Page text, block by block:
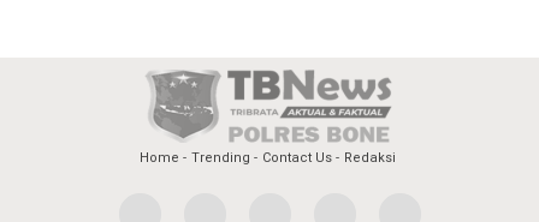
Home Trending Contact Us Redaksi